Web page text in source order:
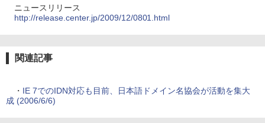
ニュースリリース
http://release.center.jp/2009/12/0801.html
関連記事
・ IE 7でのIDN対応も目前、日本語ドメイン名協会が活動を集大
成 (2006/6/6)